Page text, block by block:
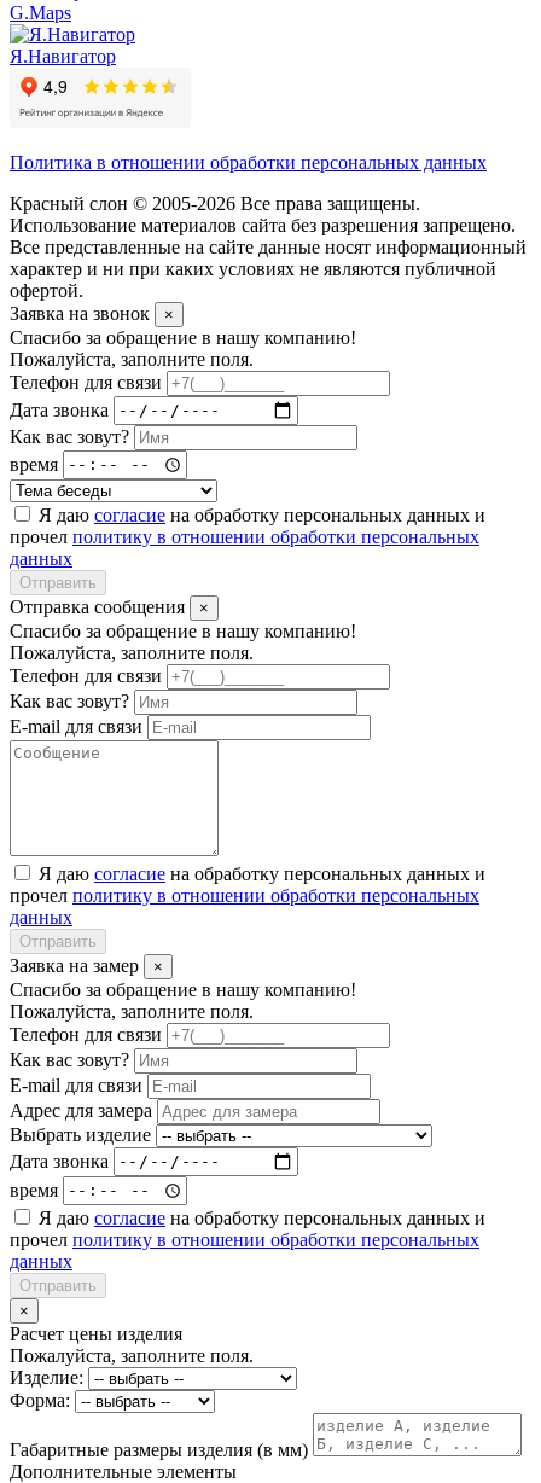
G.Maps
Я.Навигатор
Политика в отношении обработки персональных данных
Красный слон © 2005-2026 Все права защищены.
Использование материалов сайта без разрешения запрещено.
Все представленные на сайте данные носят информационный
характер и ни при каких условиях не являются публичной
офертой.
Заявка на звонок
×
Спасибо за обращение в нашу компанию!
Пожалуйста, заполните поля.
Телефон для связи
Дата звонка
Как вас зовут?
время
Я даю согласие на обработку персональных данных и
прочел политику в отношении обработки персональных
данных
Отправить
Отправка сообщения ×
Спасибо за обращение в нашу компанию!
Пожалуйста, заполните поля.
Телефон для связи
Как вас зовут?
E-mail для связи
Я даю согласие на обработку персональных данных и
прочел политику в отношении обработки персональных
данных
Отправить
Заявка на замер ×
Спасибо за обращение в нашу компанию!
Пожалуйста, заполните поля.
Телефон для связи
Как вас зовут?
E-mail для связи
Адрес для замера
Выбрать изделие
Дата звонка
время
Я даю согласие на обработку персональных данных и
прочел политику в отношении обработки персональных
данных
Отправить
×
Расчет цены изделия
Пожалуйста, заполните поля.
Изделие:
Форма:
Габаритные размеры изделия (в мм)
Дополнительные элементы